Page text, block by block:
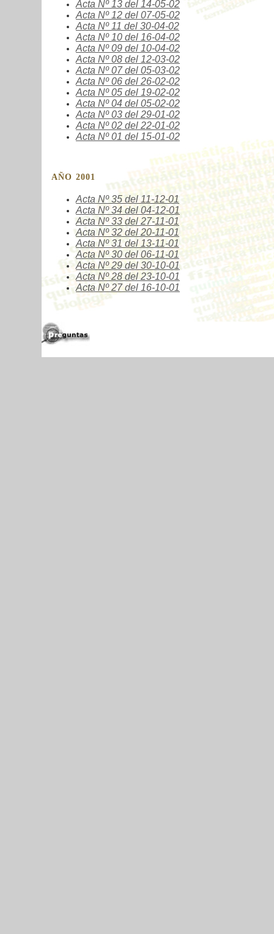
Acta Nº13 del 14-05-02
Acta Nº12 del 07-05-02
Acta Nº11 del 30-04-02
Acta Nº10 del 16-04-02
Acta Nº09 del 10-04-02
Acta Nº08 del 12-03-02
Acta Nº07 del 05-03-02
Acta Nº06 del 26-02-02
Acta Nº05 del 19-02-02
Acta Nº04 del 05-02-02
Acta Nº03 del 29-01-02
Acta Nº02 del 22-01-02
Acta Nº01 del 15-01-02
AÑO 2001
Acta Nº35 del 11-12-01
Acta Nº34 del 04-12-01
Acta Nº33 del 27-11-01
Acta Nº32 del 20-11-01
Acta Nº31 del 13-11-01
Acta Nº30 del 06-11-01
Acta Nº29 del 30-10-01
Acta Nº28 del 23-10-01
Acta Nº27 del 16-10-01